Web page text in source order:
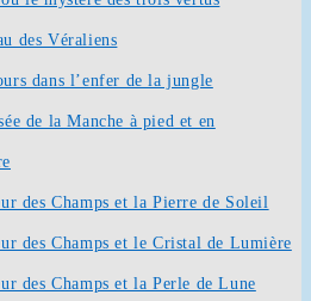
des Véraliens
dans l’enfer de la jungle
de la Manche à pied et en
des Champs et la Pierre de Soleil
des Champs et le Cristal de Lumière
des Champs et la Perle de Lune